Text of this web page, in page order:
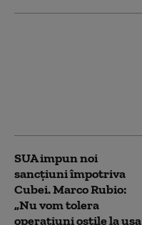
SUA impun noi
sancţiuni împotriva
Cubei. Marco Rubio:
„Nu vom tolera
operaţiuni ostile la uşa